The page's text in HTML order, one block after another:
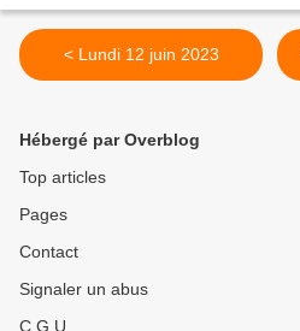
< Lundi 12 juin 2023
Hébergé par Overblog
Top articles
Pages
Contact
Signaler un abus
C.G.U.